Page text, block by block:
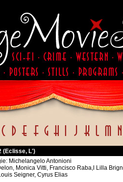
(Eclisse, L')
Michelangelo Antonioni
Monica Vitti, Francisco Raba,l Lilla
Seigner, Cyrus Elias